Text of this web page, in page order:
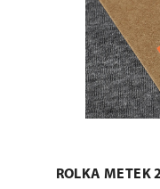
ROLKA METEK